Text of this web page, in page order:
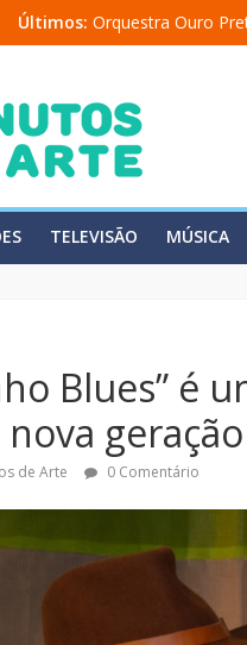
Últimos: Orquestra Ouro
“Comunicado a
Mônica Salmaso
Carolina Chalita
TELEVISÃO MÚSICA
Blues” é
geração
de Arte 0 Comentário